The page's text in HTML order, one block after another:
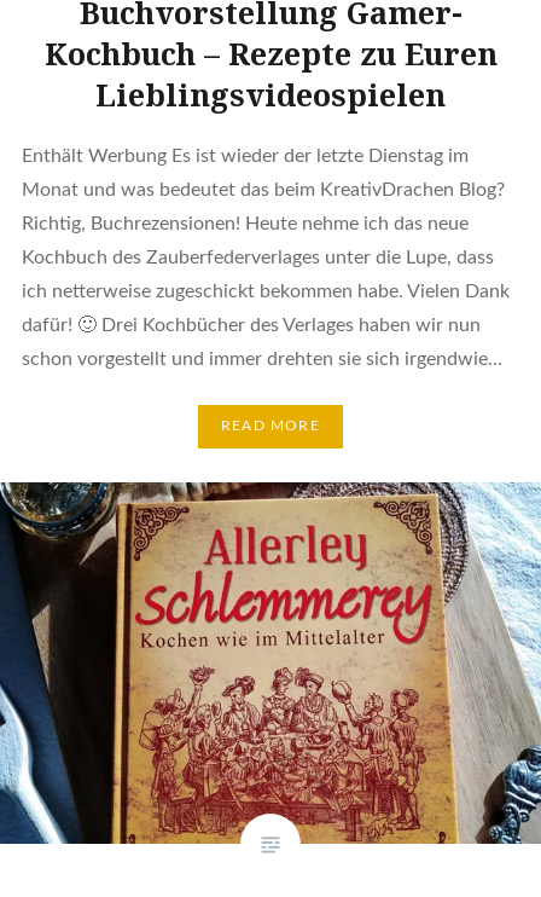
Buchvorstellung Gamer-
Kochbuch – Rezepte zu Euren
Lieblingsvideospielen
Enthält Werbung Es ist wieder der letzte Dienstag im
Monat und was bedeutet das beim KreativDrachen Blog?
Richtig, Buchrezensionen! Heute nehme ich das neue
Kochbuch des Zauberfederverlages unter die Lupe, dass
ich netterweise zugeschickt bekommen habe. Vielen Dank
dafür! 🙂 Drei Kochbücher des Verlages haben wir nun
schon vorgestellt und immer drehten sie sich irgendwie…
READ MORE